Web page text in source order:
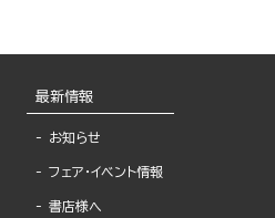
最新情報
お知らせ
フェア・イベント情報
書店様へ